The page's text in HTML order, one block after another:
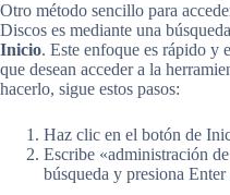
Otro método sencillo para
Discos es mediante una
Inicio. Este enfoque es rápido y
que desean acceder a la
hacerlo, sigue estos pasos:
Haz clic en el botón de
Escribe «administración
búsqueda y presiona